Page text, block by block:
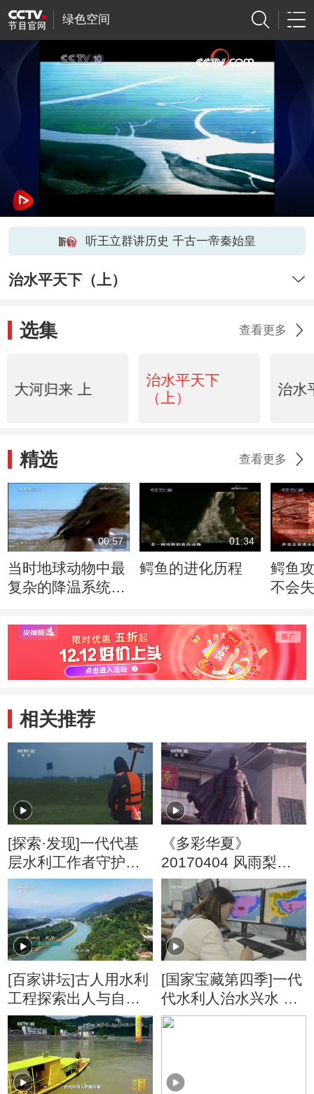
绿色空间
听王立群讲历史 千古一帝秦始皇
治水平天下（上）
选集 查看更多
大河归来 上
治水平天下
（上）
治水
精选 查看更多
00:57
当时地球动物中最
复杂的降温系统出
01:34
鳄鱼的进化历程
鳄鱼
不会
相关推荐
[探索·发现]一代代基
层水利工作者守护了
万里长渠的长治久安
《多彩华夏》
20170404 风雨梨花
寒食过
[百家讲坛]古人用水利
工程探索出人与自然
和谐共生的生存之道
[国家宝藏第四季]一代
代水利人治水兴水 以
舍生忘死的精神守护